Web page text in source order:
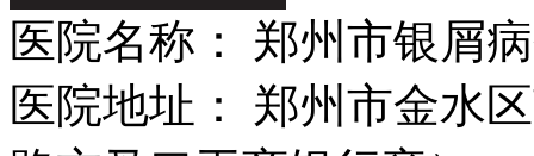
医院名称： 郑州市银屑
医院地址： 郑州市金水